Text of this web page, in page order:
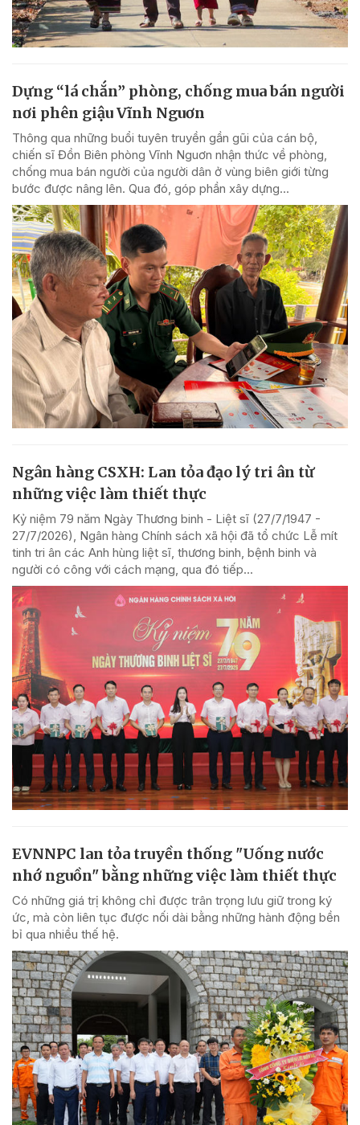
Dựng “lá chắn” phòng, chống mua bán người
nơi phên giậu Vĩnh Nguơn
Thông qua những buổi tuyên truyền gần gũi của cán bộ,
chiến sĩ Đồn Biên phòng Vĩnh Nguơn nhận thức về phòng,
chống mua bán người của người dân ở vùng biên giới từng
bước được nâng lên. Qua đó, góp phần xây dựng...
Ngân hàng CSXH: Lan tỏa đạo lý tri ân từ
những việc làm thiết thực
Kỷ niệm 79 năm Ngày Thương binh - Liệt sĩ (27/7/1947 -
27/7/2026), Ngân hàng Chính sách xã hội đã tổ chức Lễ mít
tinh tri ân các Anh hùng liệt sĩ, thương binh, bệnh binh và
người có công với cách mạng, qua đó tiếp...
EVNNPC lan tỏa truyền thống "Uống nước
nhớ nguồn" bằng những việc làm thiết thực
Có những giá trị không chỉ được trân trọng lưu giữ trong ký
ức, mà còn liên tục được nối dài bằng những hành động bền
bỉ qua nhiều thế hệ.